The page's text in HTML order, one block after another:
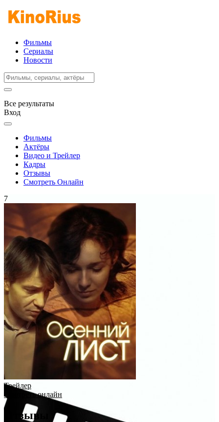
Фильмы
Сериалы
Новости
Все результаты
Вход
Фильмы
Актёры
Видео и Трейлер
Кадры
Отзывы
Смотреть Онлайн
7
Трейлер
Смотреть онлайн
Отзывы